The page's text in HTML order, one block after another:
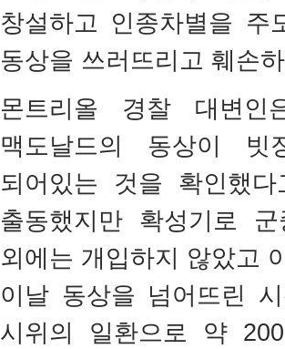
창설하고 인종차별을 주
동상을 쓰러뜨리고 훼손
몬트리올 경찰 대변
맥도날드의 동상이
되어있는 것을 확인했
출동했지만 확성기로
외에는 개입하지 않았고
이날 동상을 넘어뜨린
시위의 일환으로 약200